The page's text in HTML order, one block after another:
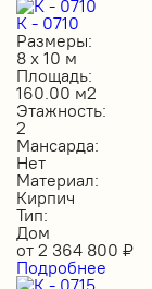
К - 0710
Размеры:
8 х 10 м
Площадь:
160.00 м2
Этажность:
2
Мансарда:
Нет
Материал:
Кирпич
Тип:
Дом
от 2 364 800 ₽
Подробнее